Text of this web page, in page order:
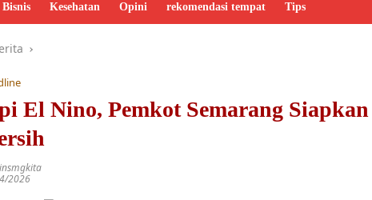
Kesehatan Opini rekomendasi tempat Tips
El Nino, Pemkot Semarang
2026